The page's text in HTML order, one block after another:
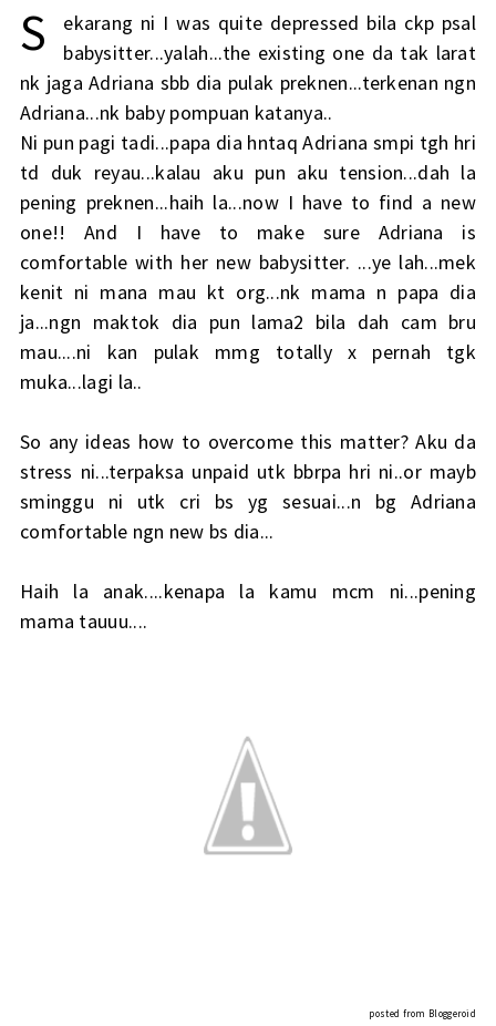
S
ekarang ni I was quite depressed bila ckp psal
babysitter...yalah...the existing one da tak larat
nk jaga Adriana sbb dia pulak preknen...terkenan ngn
Adriana...nk baby pompuan katanya..
Ni pun pagi tadi...papa dia hntaq Adriana smpi tgh hri
td duk reyau...kalau aku pun aku tension...dah la
pening preknen...haih la...now I have to find a new
one!! And I have to make sure Adriana is
comfortable with her new babysitter. ...ye lah...mek
kenit ni mana mau kt org...nk mama n papa dia
ja...ngn maktok dia pun lama2 bila dah cam bru
mau....ni kan pulak mmg totally x pernah tgk
muka...lagi la..
So any ideas how to overcome this matter? Aku da
stress ni...terpaksa unpaid utk bbrpa hri ni..or mayb
sminggu ni utk cri bs yg sesuai...n bg Adriana
comfortable ngn new bs dia...
Haih la anak....kenapa la kamu mcm ni...pening
mama tauuu....
posted from Bloggeroid